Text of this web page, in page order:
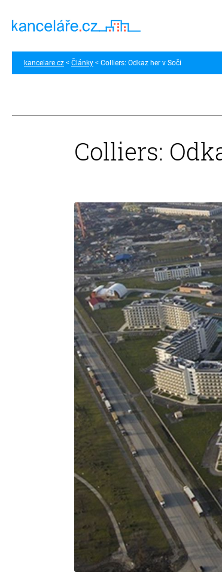
kancelare.cz Články Colliers: Odkaz her v Soči
Colliers: